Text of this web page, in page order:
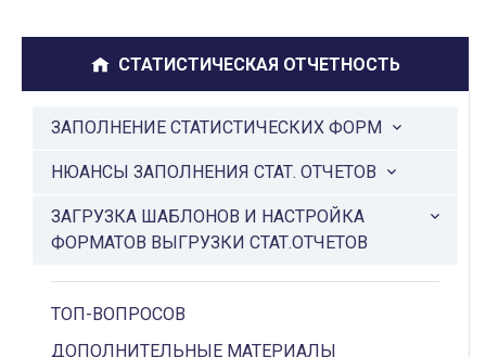
СТАТИСТИЧЕСКАЯ ОТЧЕТНОСТЬ
ЗАПОЛНЕНИЕ СТАТИСТИЧЕСКИХ ФОРМ
НЮАНСЫ ЗАПОЛНЕНИЯ СТАТ. ОТЧЕТОВ
ЗАГРУЗКА ШАБЛОНОВ И НАСТРОЙКА
ФОРМАТОВ ВЫГРУЗКИ СТАТ.ОТЧЕТОВ
ТОП-ВОПРОСОВ
ДОПОЛНИТЕЛЬНЫЕ МАТЕРИАЛЫ